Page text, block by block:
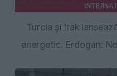
Turcia și Irak
energetic. Erdogan: